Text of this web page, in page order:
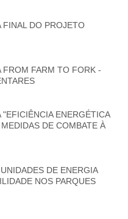
DO PROJETO
FARM TO FORK -
ENERGÉTICA
DE COMBATE À
DE ENERGIA
NOS PARQUES